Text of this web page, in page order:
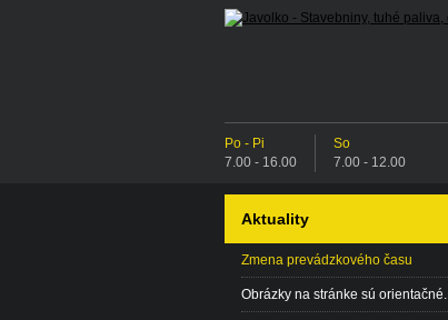
Po - Pi
7.00 - 16.00
So
7.00 - 12.00
Aktuality
Zmena prevádzkového času
Obrázky na stránke sú orientačné.